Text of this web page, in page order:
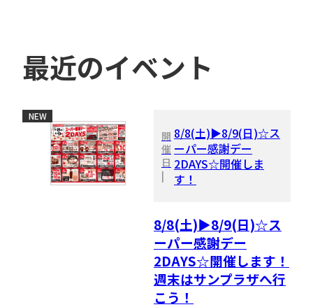
最近のイベント
NEW
開
催
日
|
8/8(土)▶8/9(日)☆ス
ーパー感謝デー
2DAYS☆開催しま
す！
8/8(土)▶8/9(日)☆ス
ーパー感謝デー
2DAYS☆開催します！
週末はサンプラザへ行
こう！